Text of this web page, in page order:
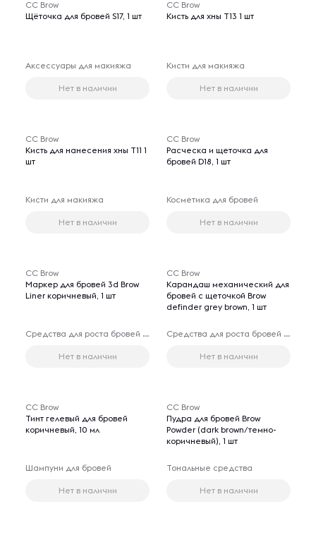
CC Brow
Щёточка для бровей S17, 1 шт
Аксессуары для макияжа
Нет в наличии
CC Brow
Кисть для хны Т13 1 шт
Кисти для макияжа
Нет в наличии
CC Brow
Кисть для нанесения хны Т11 1
шт
Кисти для макияжа
Нет в наличии
CC Brow
Расческа и щеточка для
бровей D18, 1 шт
Косметика для бровей
Нет в наличии
CC Brow
Маркер для бровей 3d Brow
Liner коричневый, 1 шт
Средства для роста бровей и ресниц
Нет в наличии
CC Brow
Карандаш механический для
бровей с щеточкой Brow
definder grey brown, 1 шт
Средства для роста бровей и ресниц
Нет в наличии
CC Brow
Тинт гелевый для бровей
коричневый, 10 мл
Шампуни для бровей
Нет в наличии
CC Brow
Пудра для бровей Brow
Powder (dark brown/темно-
коричневый), 1 шт
Тональные средства
Нет в наличии